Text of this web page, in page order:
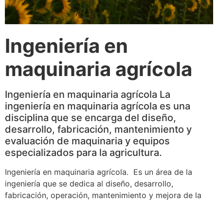
Ingeniería en
maquinaria agrícola
Ingeniería en maquinaria agrícola La
ingeniería en maquinaria agrícola es una
disciplina que se encarga del diseño,
desarrollo, fabricación, mantenimiento y
evaluación de maquinaria y equipos
especializados para la agricultura.
Ingeniería en maquinaria agrícola. Es un área de la
ingeniería que se dedica al diseño, desarrollo,
fabricación, operación, mantenimiento y mejora de la